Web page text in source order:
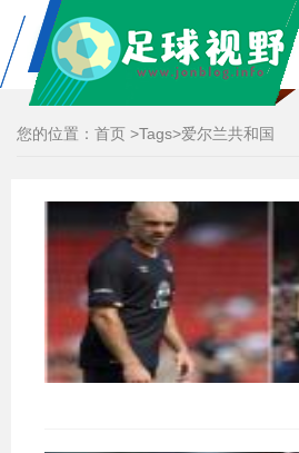
您的位置： 首页 >Tags>爱尔兰共和国